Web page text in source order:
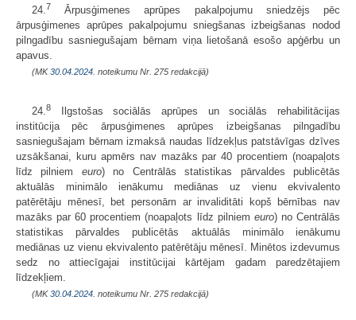
24.7
Ārpusģimenes aprūpes pakalpojumu sniedzējs pēc
ārpusģimenes aprūpes pakalpojumu sniegšanas izbeigšanas nodod
pilngadību sasniegušajam bērnam viņa lietošanā esošo apģērbu un
apavus.
(MK30.04.2024. noteikumu Nr. 275 redakcijā)
24.8
Ilgstošas sociālās aprūpes un sociālās rehabilitācijas
institūcija pēc ārpusģimenes aprūpes izbeigšanas pilngadību
sasniegušajam bērnam izmaksā naudas līdzekļus patstāvīgas dzīves
uzsākšanai, kuru apmērs nav mazāks par 40 procentiem (noapaļots
līdz pilniem euro) no Centrālās statistikas pārvaldes publicētās
aktuālās minimālo ienākumu mediānas uz vienu ekvivalento
patērētāju mēnesī, bet personām ar invaliditāti kopš bērnības nav
mazāks par 60 procentiem (noapaļots līdz pilniem euro) no Centrālās
statistikas pārvaldes publicētās aktuālās minimālo ienākumu
mediānas uz vienu ekvivalento patērētāju mēnesī. Minētos izdevumus
sedz no attiecīgajai institūcijai kārtējam gadam paredzētajiem
līdzekļiem.
(MK30.04.2024. noteikumu Nr. 275 redakcijā)